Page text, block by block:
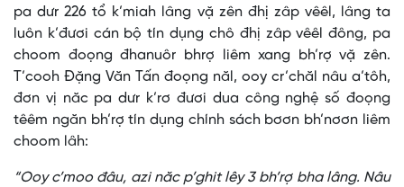
pa dưr 226 tổ k’miah lâng vặ zên đhị zâp vêêl, lâng ta
luôn k’đươi cán bộ tín dụng chô đhị zâp vêêl đông, pa
choom đoọng đhanuôr bhrợ liêm xang bh’rợ vặ zên.
T’cooh Đặng Văn Tấn đoọng năl, ooy cr’chăl nâu a’tôh,
đơn vị năc pa dưr k’rơ đươi dua công nghệ số đoọng
têêm ngăn bh’rợ tín dụng chính sách bơơn bh’nơơn liêm
choom lâh:
“Ooy c’moo đâu, azi năc p’ghit lêy 3 bh’rợ bha lâng. Nâu